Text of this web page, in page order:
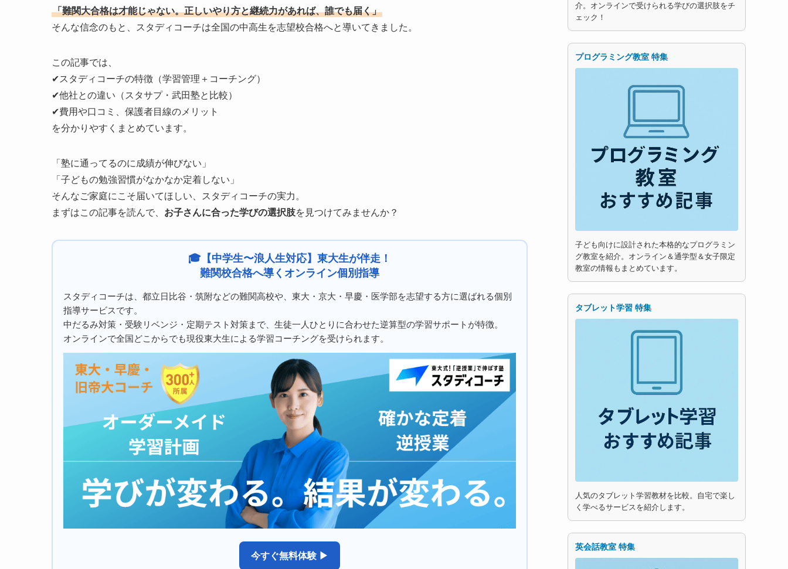
「難関大合格は才能じゃない。正しいやり方と継続力があれば、誰でも届く」
そんな信念のもと、スタディコーチは全国の中高生を志望校合格へと導いてきました。
この記事では、
✔スタディコーチの特徴（学習管理＋コーチング）
✔他社との違い（スタサプ・武田塾と比較）
✔費用や口コミ、保護者目線のメリット
を分かりやすくまとめています。
「塾に通ってるのに成績が伸びない」
「子どもの勉強習慣がなかなか定着しない」
そんなご家庭にこそ届いてほしい、スタディコーチの実力。
まずはこの記事を読んで、 お子さんに合った学びの選択肢を見つけてみませんか？
🎓【中学生〜浪人生対応】東大生が伴走！
難関校合格へ導くオンライン個別指導
スタディコーチは、都立日比谷・筑附などの難関高校や、東大・京大・早慶・医学部を志望する方に選ばれる個別
指導サービスです。
中だるみ対策・受験リベンジ・定期テスト対策まで、生徒一人ひとりに合わせた逆算型の学習サポートが特徴。
オンラインで全国どこからでも現役東大生による学習コーチングを受けられます。
今すぐ無料体験 ▶
介。オンラインで受けられる学びの選択肢をチ
ェック！
プログラミング教室 特集
子ども向けに設計された本格的なプログラミン
グ教室を紹介。オンライン＆通学型＆女子限定
教室の情報もまとめています。
タブレット学習 特集
人気のタブレット学習教材を比較。自宅で楽し
く学べるサービスを紹介します。
英会話教室 特集